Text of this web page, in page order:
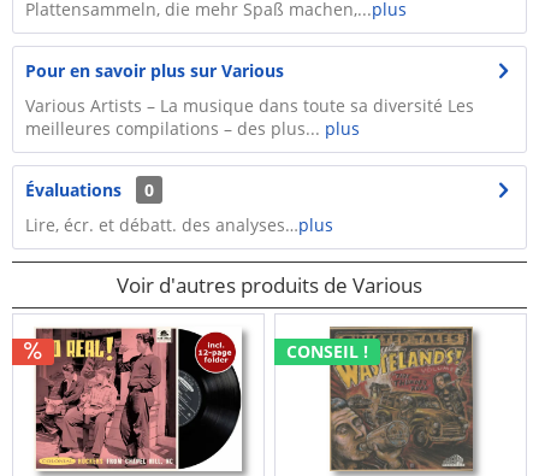
Plattensammeln, die mehr Spaß machen,...plus
Pour en savoir plus sur Various
Various Artists – La musique dans toute sa diversité Les
meilleures compilations – des plus... plus
Évaluations
0
Lire, écr. et débatt. des analyses…plus
Voir d'autres produits de Various
CONSEIL !